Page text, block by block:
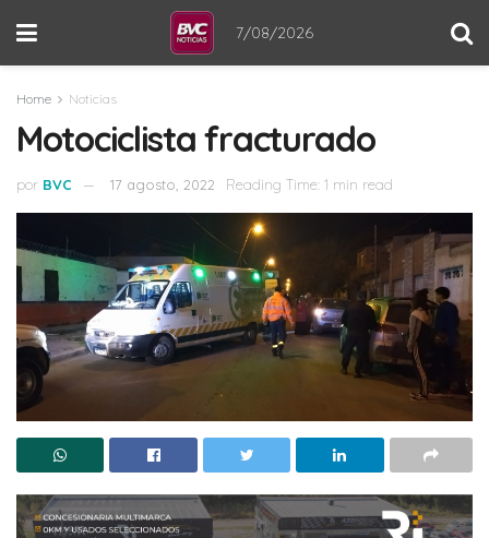
7/08/2026
Home Noticias
Motociclista fracturado
por BVC 17 agosto, 2022 Reading Time: 1 min read